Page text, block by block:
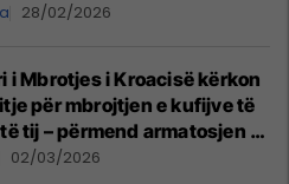
28/02/2026
i Mbrotjes i Kroacisë kërkon
për mbrojtjen e kufijve të
tij – përmend armatosjen e
02/03/2026